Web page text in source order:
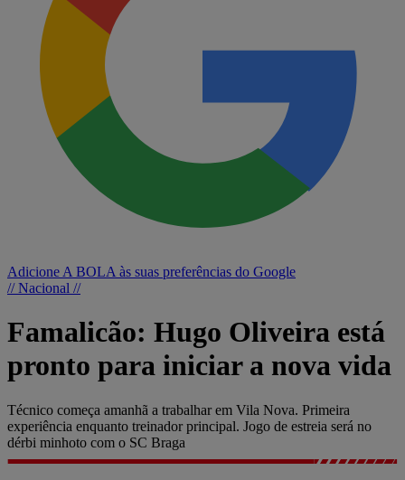
Adicione A BOLA às suas preferências do Google
// Nacional //
Famalicão: Hugo Oliveira está
pronto para iniciar a nova vida
Técnico começa amanhã a trabalhar em Vila Nova. Primeira
experiência enquanto treinador principal. Jogo de estreia será no
dérbi minhoto com o SC Braga